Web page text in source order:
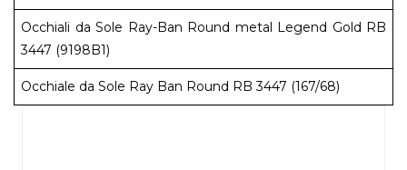
Occhiali da Sole Ray-Ban Round metal Legend Gold RB
3447 (9198B1)
Occhiale da Sole Ray Ban Round RB 3447 (167/68)